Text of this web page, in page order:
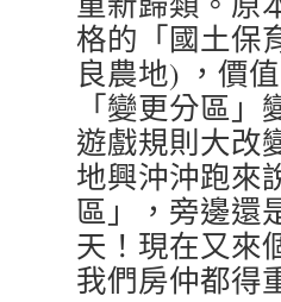
格的「國土保
良農地) ，價
「變更分區
遊戲規則大改
地興沖沖跑來
區」，旁邊還
天！現在又來
我們房仲都得